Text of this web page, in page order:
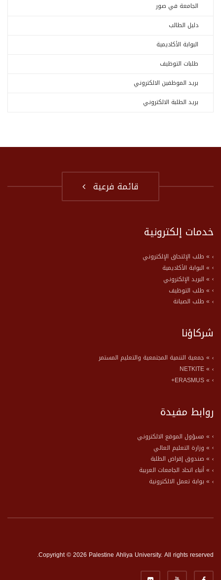
الجامعة في صور
دليل الطالب
البوابة الأكاديمية
طلبات التوظيف
بريد الموظفين الالكتروني
بريد الطلبة الالكتروني
قائمة فرعية
خدمات إلكترونية
» طلب الإلتحاق الإلكتروني
» البوابة الأكاديمية
» البريد الإلكتروني
» طلب التوظيف
» طلب الصيانة
شركاؤنا
» جمعية التنمية المجتمعية والتعليم المستمر
» NETKITE
» ERASMUS+
روابط مفيدة
» مسؤول الموقع الالكتروني
» وزارة التعليم العالي
» صندوق إقراض الطلبة
» أنباء اتحاد الجامعات العربية
» بوابة تعمل الالكترونية
Copyright © 2026 Palestine Ahliya University. All rights reserved.